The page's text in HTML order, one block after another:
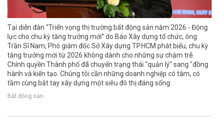
Tại diễn đàn “Triển vọng thị trường bất động sản năm 2026 - Động
lực cho chu kỳ tăng trưởng mới” do Báo Xây dựng tổ chức, ông
Trần Sĩ Nam, Phó giám đốc Sở Xây dựng TP.HCM phát biểu, chu kỳ
tăng trưởng mới từ 2026 không dành cho những sự chậm trễ.
Chính quyền Thành phố đã chuyển trạng thái "quản lý" sang "đồng
hành và kiến tạo. Chúng tôi cần những doanh nghiệp có tâm, có
tầm cùng bắt tay xây dựng một siêu đô thị đáng sống.
Bất động sản